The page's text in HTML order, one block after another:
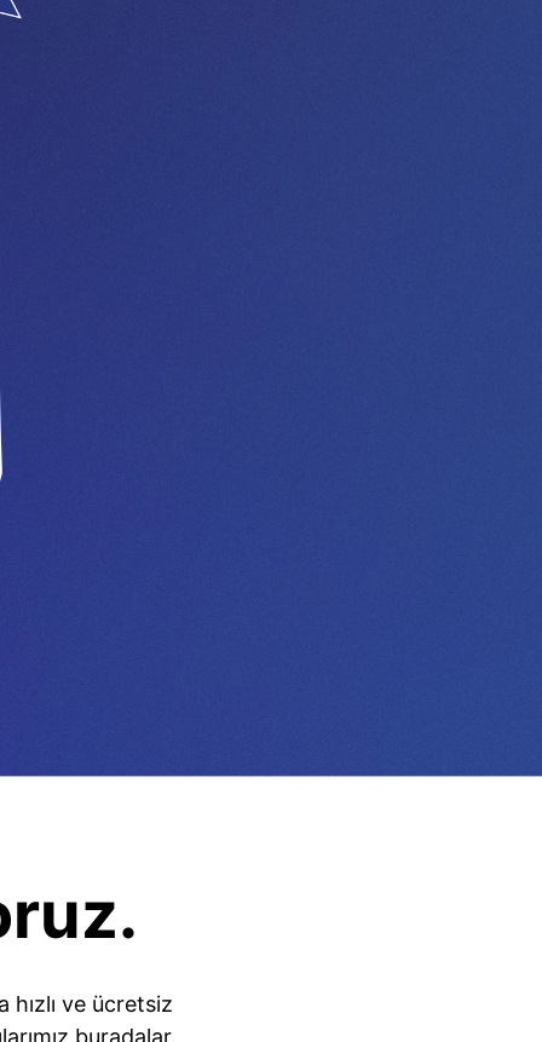
hızlı ve ücretsiz
buradalar.